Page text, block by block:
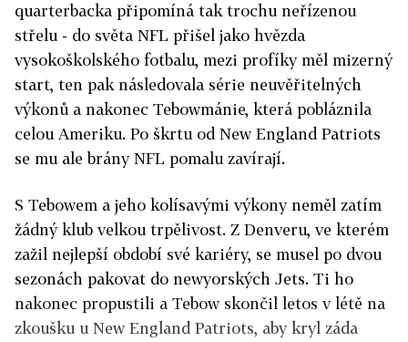
quarterbacka připomíná tak trochu neřízenou
střelu - do světa NFL přišel jako hvězda
vysokoškolského fotbalu, mezi profíky měl mizerný
start, ten pak následovala série neuvěřitelných
výkonů a nakonec Tebowmánie, která pobláznila
celou Ameriku. Po škrtu od New England Patriots
se mu ale brány NFL pomalu zavírají.
S Tebowem a jeho kolísavými výkony neměl zatím
žádný klub velkou trpělivost. Z Denveru, ve kterém
zažil nejlepší období své kariéry, se musel po dvou
sezonách pakovat do newyorských Jets. Ti ho
nakonec propustili a Tebow skončil letos v létě na
zkoušku u New England Patriots, aby kryl záda